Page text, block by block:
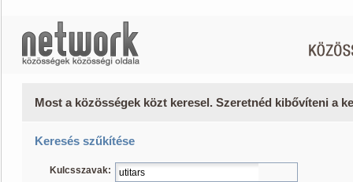
Most a közösségek közt keresel. Szeretnéd kibővíteni a
Keresés szűkítése
Kulcsszavak: